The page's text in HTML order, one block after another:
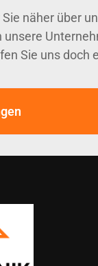
näher über
unsere
Sie uns